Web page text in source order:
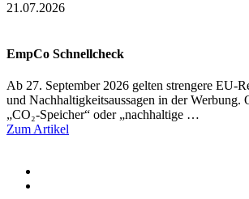
21.07.2026
EmpCo Schnellcheck
Ab 27. September 2026 gelten strengere EU-
und Nachhaltigkeitsaussagen in der Werbung.
„CO₂-Speicher“ oder „nachhaltige …
Zum Artikel